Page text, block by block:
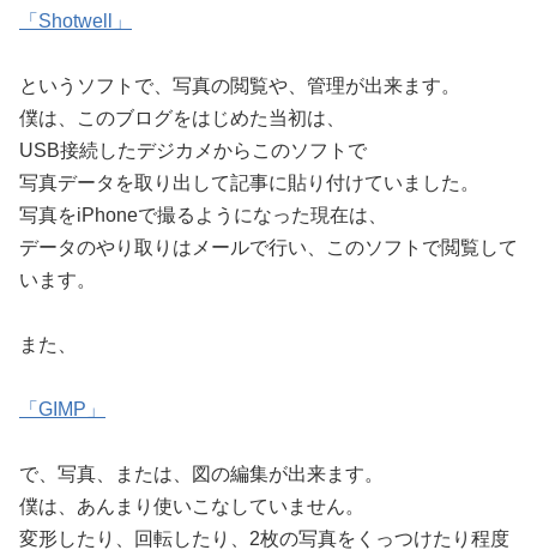
「Shotwell」
というソフトで、写真の閲覧や、管理が出来ます。
僕は、このブログをはじめた当初は、
USB接続したデジカメからこのソフトで
写真データを取り出して記事に貼り付けていました。
写真をiPhoneで撮るようになった現在は、
データのやり取りはメールで行い、このソフトで閲覧して
います。
また、
「GIMP」
で、写真、または、図の編集が出来ます。
僕は、あんまり使いこなしていません。
変形したり、回転したり、2枚の写真をくっつけたり程度